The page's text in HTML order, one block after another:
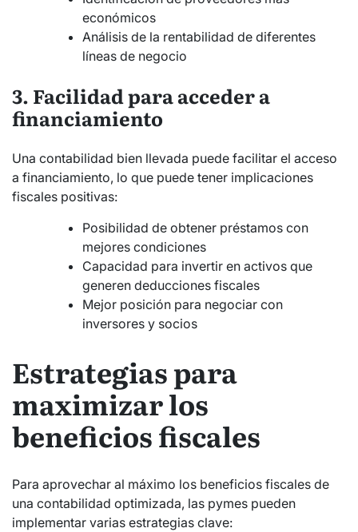
económicos
Análisis de la rentabilidad de diferentes
líneas de negocio
3. Facilidad para acceder a
financiamiento
Una contabilidad bien llevada puede facilitar el acceso
a financiamiento, lo que puede tener implicaciones
fiscales positivas:
Posibilidad de obtener préstamos con
mejores condiciones
Capacidad para invertir en activos que
generen deducciones fiscales
Mejor posición para negociar con
inversores y socios
Estrategias para
maximizar los
beneficios fiscales
Para aprovechar al máximo los beneficios fiscales de
una contabilidad optimizada, las pymes pueden
implementar varias estrategias clave: